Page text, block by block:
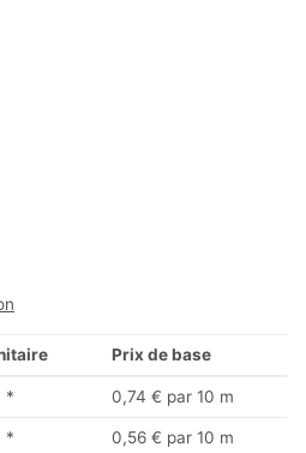
Prix de base
* 0,74 € par 10 m
* 0,56 € par 10 m